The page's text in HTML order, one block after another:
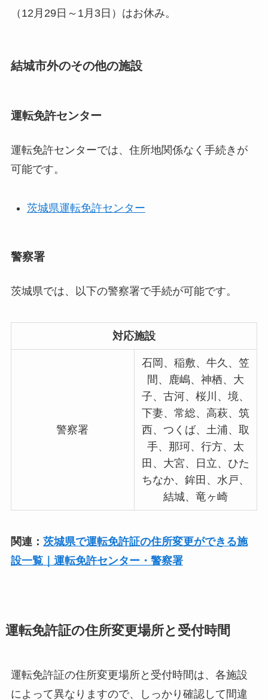
（12月29日～1月3日）はお休み。
結城市外のその他の施設
運転免許センター
運転免許センターでは、住所地関係なく手続きが
可能です。
茨城県運転免許センター
警察署
茨城県では、以下の警察署で手続が可能です。
対応施設
警察署
石岡、稲敷、牛久、笠
間、鹿嶋、神栖、大
子、古河、桜川、境、
下妻、常総、高萩、筑
西、つくば、土浦、取
手、那珂、行方、太
田、大宮、日立、ひた
ちなか、鉾田、水戸、
結城、竜ヶ崎
関連： 茨城県で運転免許証の住所変更ができる施
設一覧｜運転免許センター・警察署
運転免許証の住所変更場所と受付時間
運転免許証の住所変更場所と受付時間は、各施設
によって異なりますので、しっかり確認して間違